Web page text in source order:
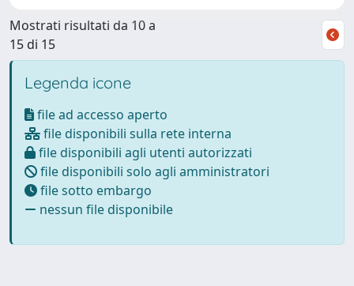
Mostrati risultati da 10 a
15 di 15
Legenda icone
file ad accesso aperto
file disponibili sulla rete interna
file disponibili agli utenti autorizzati
file disponibili solo agli amministratori
file sotto embargo
nessun file disponibile